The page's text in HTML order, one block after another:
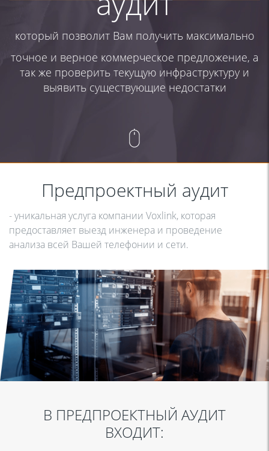
который позволит Вам получить максимально
точное и верное коммерческое предложение, а
так же проверить текущую инфраструктуру и
выявить существующие недостатки
Предпроектный аудит
- уникальная услуга компании Voxlink, которая
предоставляет выезд инженера и проведение
анализа всей Вашей телефонии и сети.
В ПРЕДПРОЕКТНЫЙ АУДИТ
ВХОДИТ: